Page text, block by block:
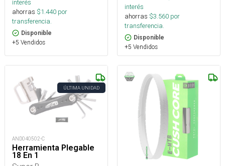
interés
ahorras $1.440 por
transferencia.
Disponible
+5 Vendidos
interés
ahorras $3.560 por
transferencia.
Disponible
+5 Vendidos
ÚLTIMA UNIDAD
AND040502-C
Herramienta Plegable
18 En 1